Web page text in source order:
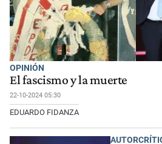
OPINIÓN
El fascismo y la muerte
22-10-2024 05:30
EDUARDO FIDANZA